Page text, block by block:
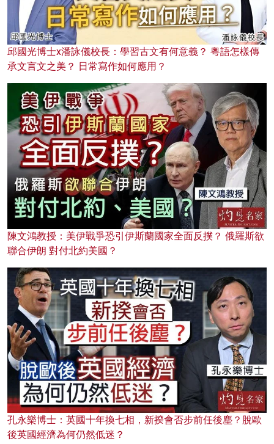
邱國光博士x潘詠儀校長：學習古文有何意義？ 粵語怎樣傳
承文言文之美？ 日常寫作如何應用？
陳文鴻教授：美伊戰爭恐引伊斯蘭國家全面反撲？ 俄羅斯欲
聯合伊朗 對付北約美國？
孔永樂博士：英國十年換七相，新揆會否步前任後塵？脫歐
後英國經濟為何仍然低迷？